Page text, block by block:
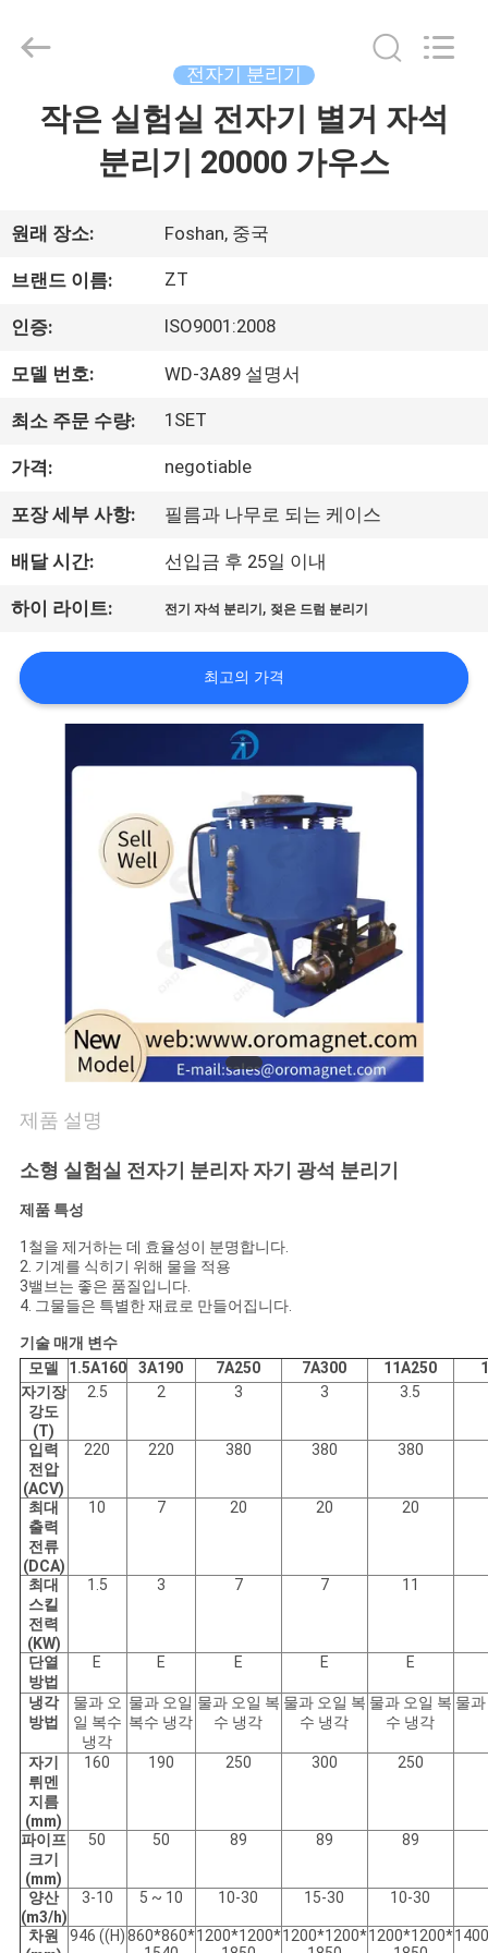
품
우
리
하
여
공
장
여
주
세
요
뉴
스
지
식
경
우
사
이
트
맵
PRIVACY
POLICY
2026
Foshan
전자기 분리기
작은 실험실 전자기 별거 자석
분리기 20000 가우스
원래 장소: Foshan, 중국
브랜드 이름: ZT
인증: ISO9001:2008
모델 번호: WD-3A89 설명서
최소 주문 수량: 1SET
가격: negotiable
포장 세부 사항: 필름과 나무로 되는 케이스
배달 시간: 선입금 후 25일 이내
하이 라이트: 전기 자석 분리기 , 젖은 드럼 분리기
최고의 가격
제품 설명
소형 실험실 전자기 분리자 자기 광석 분리기
제품 특성
1철을 제거하는 데 효율성이 분명합니다.
2. 기계를 식히기 위해 물을 적용
3밸브는 좋은 품질입니다.
4. 그물들은 특별한 재료로 만들어집니다.
기술 매개 변수
모델
1.5A160 3A190 7A250 7A300 11A250
자기장
강도
(T)
2.5 2 3 3 3.5
입력
전압
(ACV)
220 220 380 380 380
최대
출력
전류
(DCA)
10 7 20 20 20
최대
스킬
전력
(KW)
1.5 3 7 7 11
단열
방법
E E E E E
냉각
방법
물과 오
일 복수
냉각
물과 오일
복수 냉각
물과 오일 복
수 냉각
물과 오일 복
수 냉각
물과 오일 복
수 냉각
물
자기
뤼멘
지름
(mm)
160 190 250 300 250
파이프
크기
(mm)
50 50 89 89 89
양산
(m3/h)
3-10 5 ~ 10 10-30 15-30 10-30
차원
946 ((H)860*860*1200*1200*1200*1200*1200*1200*